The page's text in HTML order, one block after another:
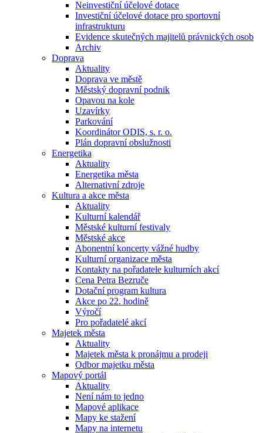
Neinvestiční účelové dotace
Investiční účelové dotace pro sportovní
infrastrukturu
Evidence skutečných majitelů právnických osob
Archiv
Doprava
Aktuality
Doprava ve městě
Městský dopravní podnik
Opavou na kole
Uzavírky
Parkování
Koordinátor ODIS, s. r. o.
Plán dopravní obslužnosti
Energetika
Aktuality
Energetika města
Alternativní zdroje
Kultura a akce města
Aktuality
Kulturní kalendář
Městské kulturní festivaly
Městské akce
Abonentní koncerty vážné hudby
Kulturní organizace města
Kontakty na pořadatele kulturních akcí
Cena Petra Bezruče
Dotační program kultura
Akce po 22. hodině
Výročí
Pro pořadatelé akcí
Majetek města
Aktuality
Majetek města k pronájmu a prodeji
Odbor majetku města
Mapový portál
Aktuality
Není nám to jedno
Mapové aplikace
Mapy ke stažení
Mapy na internetu